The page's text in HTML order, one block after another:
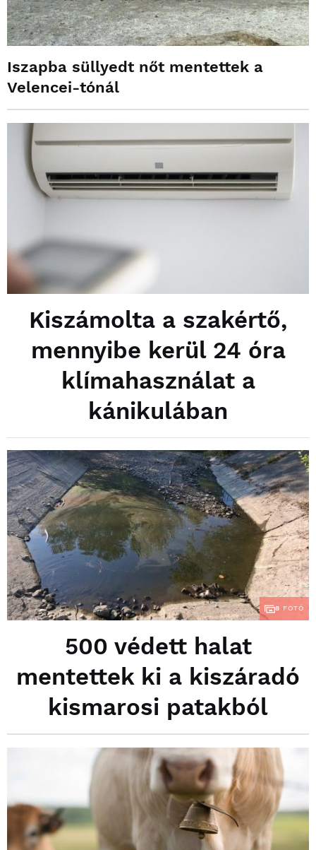
Iszapba süllyedt nőt mentettek a
Velencei-tónál
Kiszámolta a szakértő,
mennyibe kerül 24 óra
klímahasználat a
kánikulában
8 FOTÓ
500 védett halat
mentettek ki a kiszáradó
kismarosi patakból